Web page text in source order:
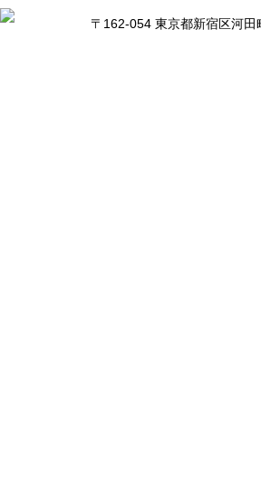
〒162-054 東京都新宿区河